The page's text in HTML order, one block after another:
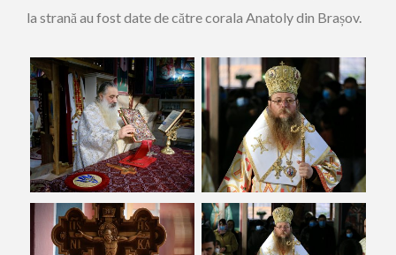
la strană au fost date de către corala Anatoly din Brașov.